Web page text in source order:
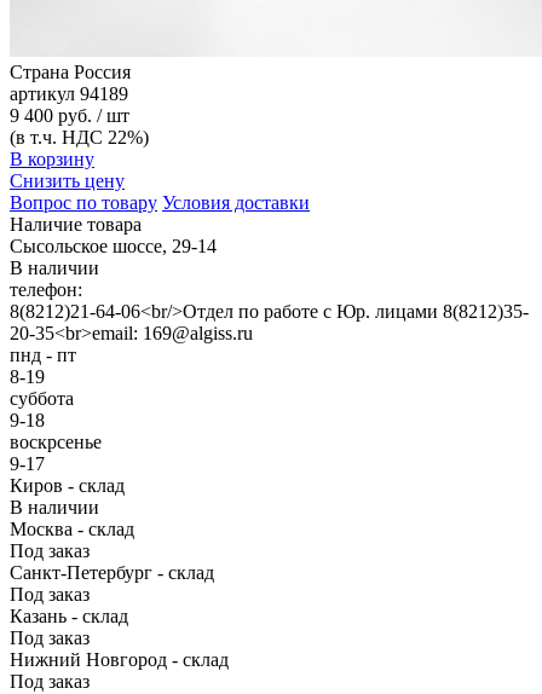
Страна Россия
артикул 94189
9 400 руб. / шт
(в т.ч. НДС 22%)
В корзину
Снизить цену
Вопрос по товару Условия доставки
Наличие товара
Сысольское шоссе, 29-14
В наличии
телефон:
8(8212)21-64-06<br/>Отдел по работе с Юр. лицами 8(8212)35-
20-35<br>email: 169@algiss.ru
пнд - пт
8-19
суббота
9-18
воскрсенье
9-17
Киров - склад
В наличии
Москва - склад
Под заказ
Санкт-Петербург - склад
Под заказ
Казань - склад
Под заказ
Нижний Новгород - склад
Под заказ